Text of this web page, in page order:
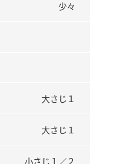
少々
大さじ１
大さじ１
小さじ１／２